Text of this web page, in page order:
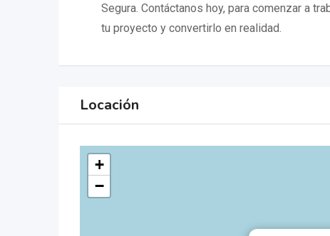
Segura. Contáctanos hoy, para comenzar a
tu proyecto y convertirlo en realidad.
Locación
+
−